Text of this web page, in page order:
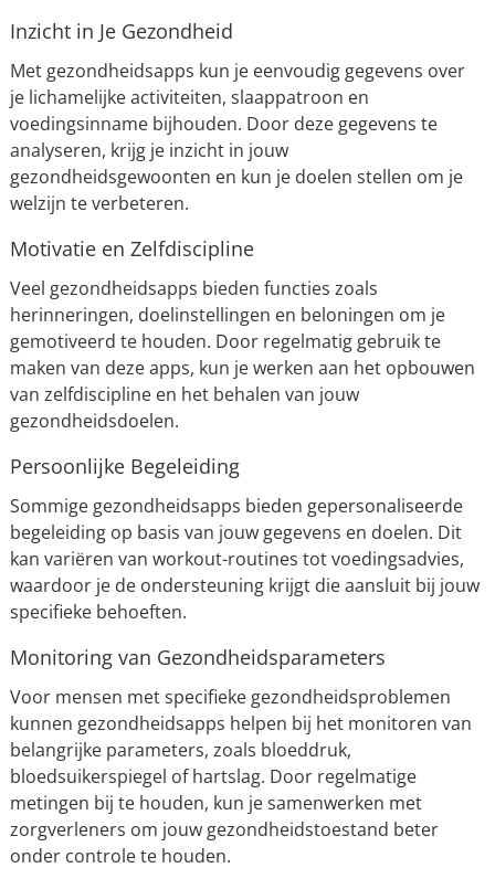
Inzicht in Je Gezondheid
Met gezondheidsapps kun je eenvoudig gegevens over
je lichamelijke activiteiten, slaappatroon en
voedingsinname bijhouden. Door deze gegevens te
analyseren, krijg je inzicht in jouw
gezondheidsgewoonten en kun je doelen stellen om je
welzijn te verbeteren.
Motivatie en Zelfdiscipline
Veel gezondheidsapps bieden functies zoals
herinneringen, doelinstellingen en beloningen om je
gemotiveerd te houden. Door regelmatig gebruik te
maken van deze apps, kun je werken aan het opbouwen
van zelfdiscipline en het behalen van jouw
gezondheidsdoelen.
Persoonlijke Begeleiding
Sommige gezondheidsapps bieden gepersonaliseerde
begeleiding op basis van jouw gegevens en doelen. Dit
kan variëren van workout-routines tot voedingsadvies,
waardoor je de ondersteuning krijgt die aansluit bij jouw
specifieke behoeften.
Monitoring van Gezondheidsparameters
Voor mensen met specifieke gezondheidsproblemen
kunnen gezondheidsapps helpen bij het monitoren van
belangrijke parameters, zoals bloeddruk,
bloedsuikerspiegel of hartslag. Door regelmatige
metingen bij te houden, kun je samenwerken met
zorgverleners om jouw gezondheidstoestand beter
onder controle te houden.